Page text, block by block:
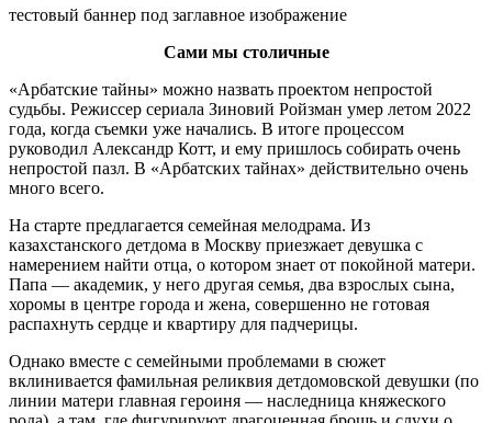
тестовый баннер под заглавное изображение
Сами мы столичные
«Арбатские тайны» можно назвать проектом непростой
судьбы. Режиссер сериала Зиновий Ройзман умер летом 2022
года, когда съемки уже начались. В итоге процессом
руководил Александр Котт, и ему пришлось собирать очень
непростой пазл. В «Арбатских тайнах» действительно очень
много всего.
На старте предлагается семейная мелодрама. Из
казахстанского детдома в Москву приезжает девушка с
намерением найти отца, о котором знает от покойной матери.
Папа — академик, у него другая семья, два взрослых сына,
хоромы в центре города и жена, совершенно не готовая
распахнуть сердце и квартиру для падчерицы.
Однако вместе с семейными проблемами в сюжет
вклинивается фамильная реликвия детдомовской девушки (по
линии матери главная героиня — наследница княжеского